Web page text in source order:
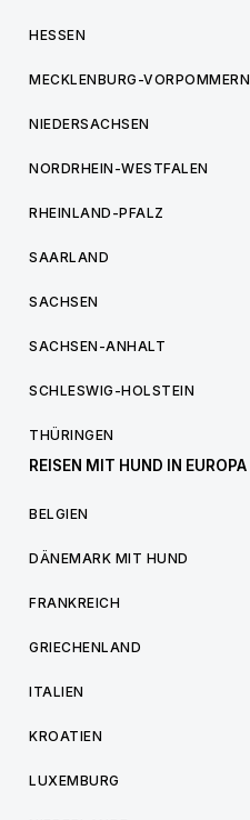
HESSEN
MECKLENBURG-VORPOMMERN
NIEDERSACHSEN
NORDRHEIN-WESTFALEN
RHEINLAND-PFALZ
SAARLAND
SACHSEN
SACHSEN-ANHALT
SCHLESWIG-HOLSTEIN
THÜRINGEN
REISEN MIT HUND IN EUROPA
BELGIEN
DÄNEMARK MIT HUND
FRANKREICH
GRIECHENLAND
ITALIEN
KROATIEN
LUXEMBURG